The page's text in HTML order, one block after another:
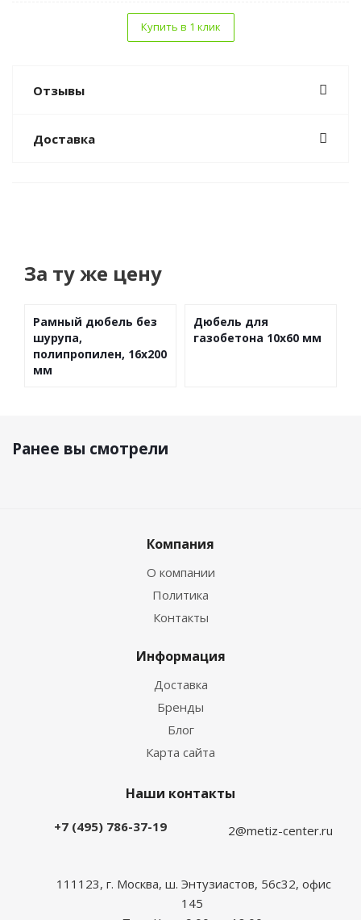
Купить в 1 клик
Отзывы
Доставка
За ту же цену
Рамный дюбель без
шурупа,
полипропилен, 16х200
мм
Дюбель для
газобетона 10х60 мм
Ранее вы смотрели
Компания
О компании
Политика
Контакты
Информация
Доставка
Бренды
Блог
Карта сайта
Наши контакты
+7 (495) 786-37-19 2@metiz-center.ru
111123, г. Москва, ш. Энтузиастов, 56с32, офис
145